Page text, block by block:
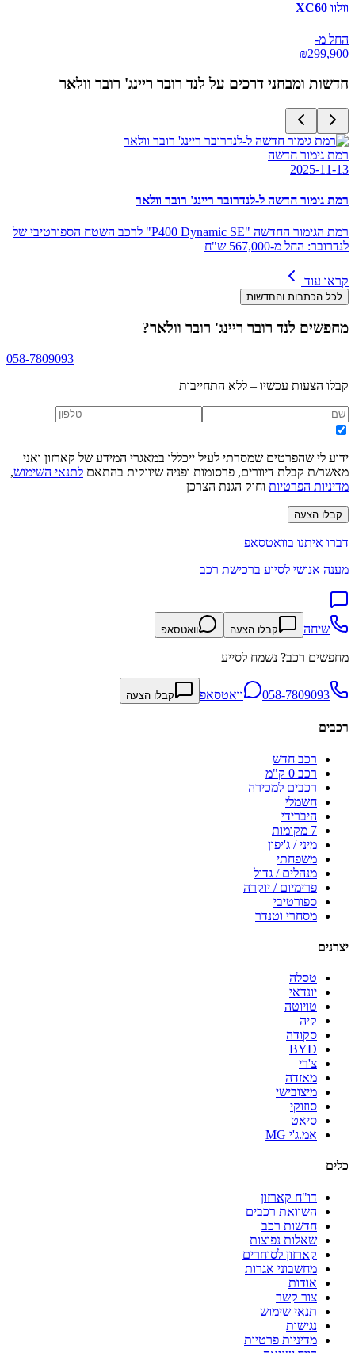
וולוו XC60
החל מ-
₪299,900
חדשות ומבחני דרכים על לנד רובר ריינג' רובר וולאר
רמת גימור חדשה
2025-11-13
רמת גימור חדשה ל-לנדרובר ריינג' רובר וולאר
רמת הגימור החדשה "P400 Dynamic SE" לרכב השטח הספורטיבי של
לנדרובר: החל מ-567,000 ש"ח
קראו עוד
לכל הכתבות והחדשות
מחפשים לנד רובר ריינג' רובר וולאר?
058-7809093
קבלו הצעות עכשיו – ללא התחייבות
ידוע לי שהפרטים שמסרתי לעיל ייכללו במאגרי המידע של קארזון ואני
מאשר/ת קבלת דיוורים, פרסומות ופניה שיווקית בהתאם לתנאי השימוש,
מדיניות הפרטיות וחוק הגנת הצרכן
קבלו הצעה
דברו איתנו בוואטסאפ
מענה אנושי לסיוע ברכישת רכב
שיחה קבלו הצעה וואטסאפ
מחפשים רכב? נשמח לסייע
058-7809093 וואטסאפ קבלו הצעה
רכבים
רכב חדש
רכב 0 ק"מ
רכבים למכירה
חשמלי
היברידי
7 מקומות
מיני / ג'יפון
משפחתי
מנהלים / גדול
פרימיום / יוקרה
ספורטיבי
מסחרי וטנדר
יצרנים
טסלה
יונדאי
טויוטה
קיה
סקודה
BYD
צ'רי
מאזדה
מיצובישי
סוזוקי
סיאט
אמ.ג'י MG
כלים
דו"ח קארזון
השוואת רכבים
חדשות רכב
שאלות נפוצות
קארזון לסוחרים
מחשבוני אגרות
אודות
צור קשר
תנאי שימוש
נגישות
מדיניות פרטיות